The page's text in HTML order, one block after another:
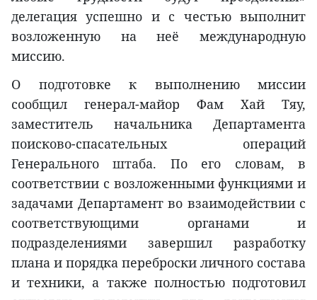
делегация успешно и с честью выполнит
возложенную на неё международную
миссию.
О подготовке к выполнению миссии
сообщил генерал-майор Фам Хай Тяу,
заместитель начальника Департамента
поисково-спасательных операций
Генерального штаба. По его словам, в
соответствии с возложенными функциями и
задачами Департамент во взаимодействии с
соответствующими органами и
подразделениями завершил разработку
плана и порядка переброски личного состава
и техники, а также полностью подготовил